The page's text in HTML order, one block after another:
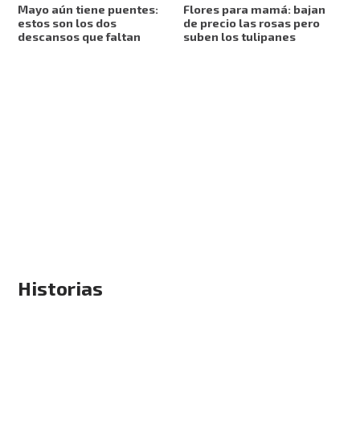
Mayo aún tiene puentes:
estos son los dos
descansos que faltan
Flores para mamá: bajan
de precio las rosas pero
suben los tulipanes
Historias